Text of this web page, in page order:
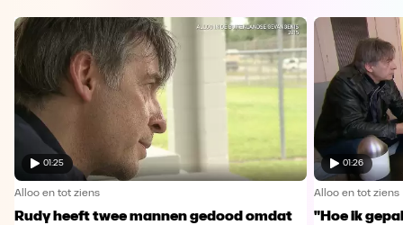
01:25
Alloo en tot ziens
Rudy heeft twee mannen gedood omdat
01:26
Alloo en tot ziens
"Hoe ik